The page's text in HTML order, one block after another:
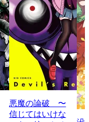
悪魔の論破 〜
信じてはいけな